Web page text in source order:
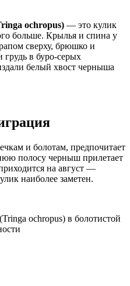
ochropus) — это кулик
больше. Крылья и спина у
сверху, брюшко и
грудь в буро-серых
белый хвост черныша
и болотам, предпочитает
полосу черныш прилетает
на август —
наиболее заметен.